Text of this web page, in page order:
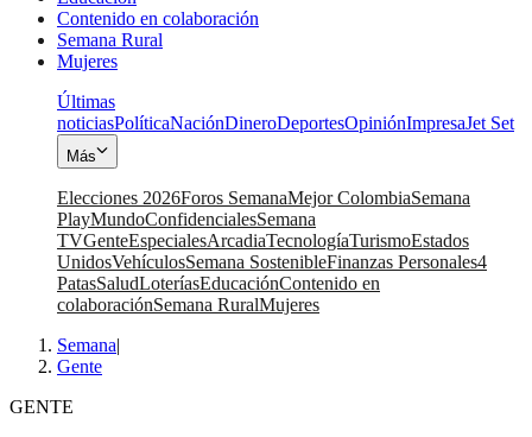
Contenido en colaboración
Semana Rural
Mujeres
Últimas
noticiasPolíticaNaciónDineroDeportesOpiniónImpresaJet Set
Más
Elecciones 2026Foros SemanaMejor ColombiaSemana
PlayMundoConfidencialesSemana
TVGenteEspecialesArcadiaTecnologíaTurismoEstados
UnidosVehículosSemana SostenibleFinanzas Personales4
PatasSaludLoteríasEducaciónContenido en
colaboraciónSemana RuralMujeres
Semana|
Gente
GENTE